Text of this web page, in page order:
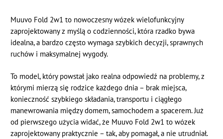
Muuvo Fold 2w1 to nowoczesny wózek wielofunkcyjny
zaprojektowany z myślą o codzienności, która rzadko bywa
idealna, a bardzo często wymaga szybkich decyzji, sprawnych
ruchów i maksymalnej wygody.
To model, który powstał jako realna odpowiedź na problemy, z
którymi mierzą się rodzice każdego dnia – brak miejsca,
konieczność szybkiego składania, transportu i ciągłego
manewrowania między domem, samochodem a spacerem. Już
od pierwszego użycia widać, że Muuvo Fold 2w1 to wózek
zaprojektowany praktycznie – tak, aby pomagał, a nie utrudniał.